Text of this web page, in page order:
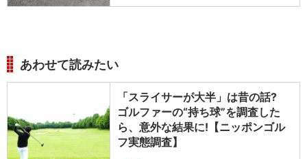
あわせて読みたい
「スライサーが大半」は昔の話?
ゴルファーの“持ち球”を調査した
ら、意外な結果に!【ニッポンゴル
フ実態調査】